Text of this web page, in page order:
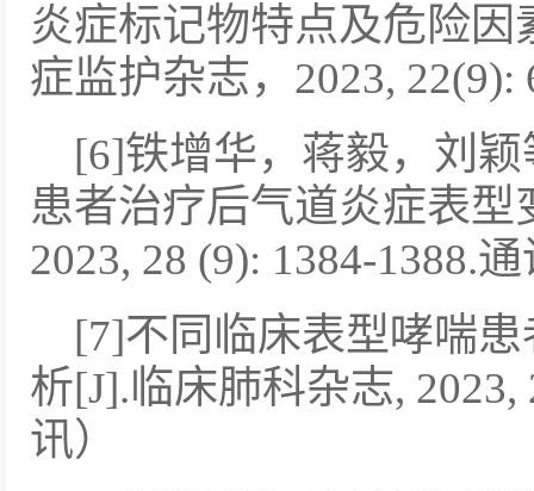
炎症标记物特点及危险
症监护杂志，2023, 22(9):
[6]铁增华，蒋毅，刘
患者治疗后气道炎症表
2023, 28 (9): 1384-1388.
[7]不同临床表型哮喘
析[J].临床肺科杂志, 2023,
讯）